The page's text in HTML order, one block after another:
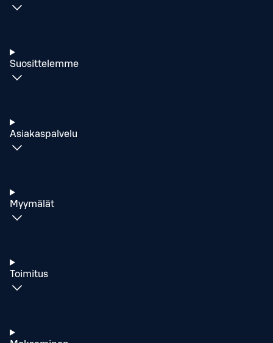
Suosittelemme
Asiakaspalvelu
Myymälät
Toimitus